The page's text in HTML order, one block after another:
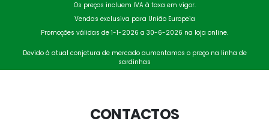
Os preços incluem IVA à taxa em vigor.
Vendas exclusiva para União Europeia
Promoções válidas de 1-1-2026 a 30-6-2026 na loja online.
Devido à atual conjetura de mercado aumentamos o preço na linha de
sardinhas
CONTACTOS